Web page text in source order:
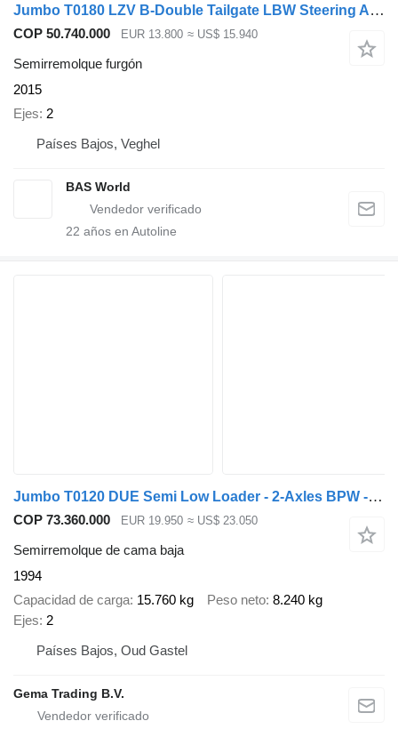
Jumbo T0180 LZV B-Double Tailgate LBW Steering Axle
COP 50.740.000 EUR 13.800 ≈ US$ 15.940
Semirremolque furgón
2015
Ejes 2
Países Bajos, Veghel
BAS World
22 años en Autoline
Jumbo T0120 DUE Semi Low Loader - 2-Axles BPW - Extendable - Wheel arc
COP 73.360.000 EUR 19.950 ≈ US$ 23.050
Semirremolque de cama baja
1994
Capacidad de carga 15.760 kg Peso neto 8.240 kg
Ejes 2
Países Bajos, Oud Gastel
Gema Trading B.V.